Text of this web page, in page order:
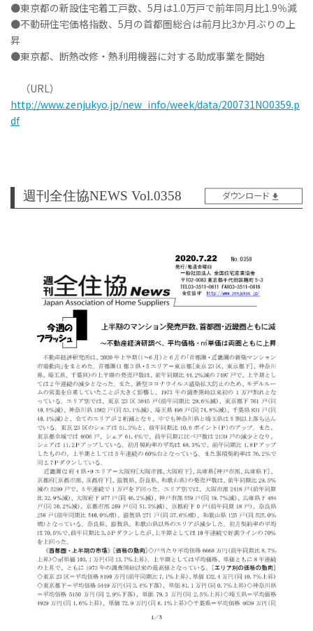
●東京都の新設住宅着工戸数、5月は1.0万戸で前年同月比1.9％減
●不動研住宅価格指数、5月の首都圏総合は前月比3か月ぶりの上
昇
●東京都、断熱改修・熱利用機器に対する助成事業を開始
（URL）
http://www.zenjukyo.jp/new_info/week/data/200731NO0359.p
df
週刊全住協NEWS Vol.0358 ダウンロード